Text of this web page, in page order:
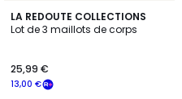
LA REDOUTE COLLECTIONS
Lot de 3 maillots de corps
13,00 €
25,99 €